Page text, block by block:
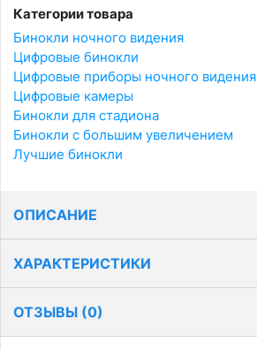
Категории товара
Бинокли ночного видения
Цифровые бинокли
Цифровые приборы ночного видения
Цифровые камеры
Бинокли для стадиона
Бинокли с большим увеличением
Лучшие бинокли
ОПИСАНИЕ
ХАРАКТЕРИСТИКИ
ОТЗЫВЫ (0)